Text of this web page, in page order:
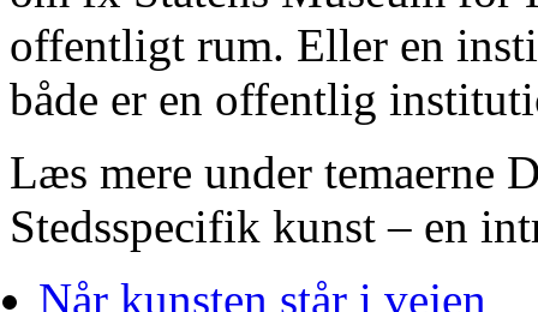
offentligt rum. Eller en
både er en offentlig
Læs mere under temaerne
Stedsspecifik kunst – en
Når kunsten står i vejen